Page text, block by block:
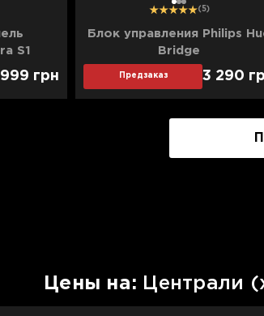
S1
грн
12 3 (5)
Блок управления Philips
Bridge
Предзаказ 3 290
Цены на: Централи